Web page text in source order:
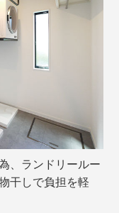
、ランドリールー
干しで負担を軽